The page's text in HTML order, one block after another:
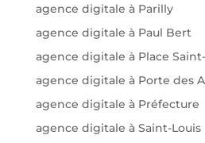
agence digitale à Parilly
agence digitale à Paul Bert
agence digitale à Place
agence digitale à Porte des
agence digitale à Préfecture
agence digitale à Saint-Louis